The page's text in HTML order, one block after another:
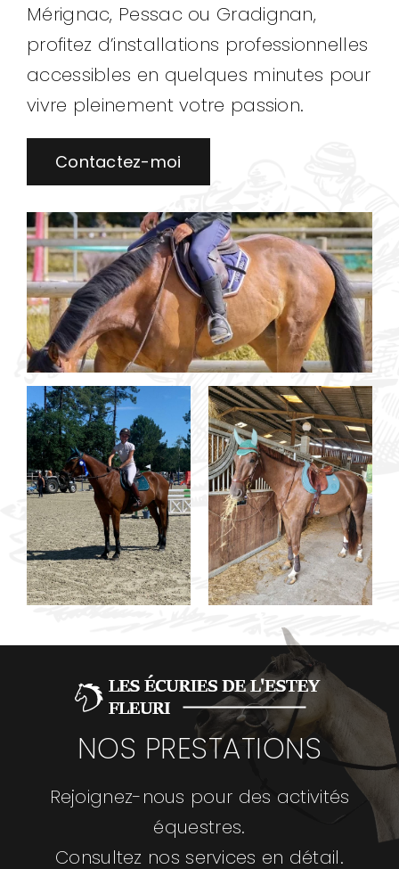
Mérignac, Pessac ou Gradignan,
profitez d’installations professionnelles
accessibles en quelques minutes pour
vivre pleinement votre passion.
Contactez-moi
NOS PRESTATIONS
Rejoignez-nous pour des activités
équestres.
Consultez nos services en détail.